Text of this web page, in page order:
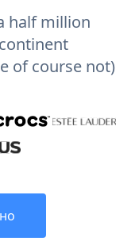
half million
of course not)